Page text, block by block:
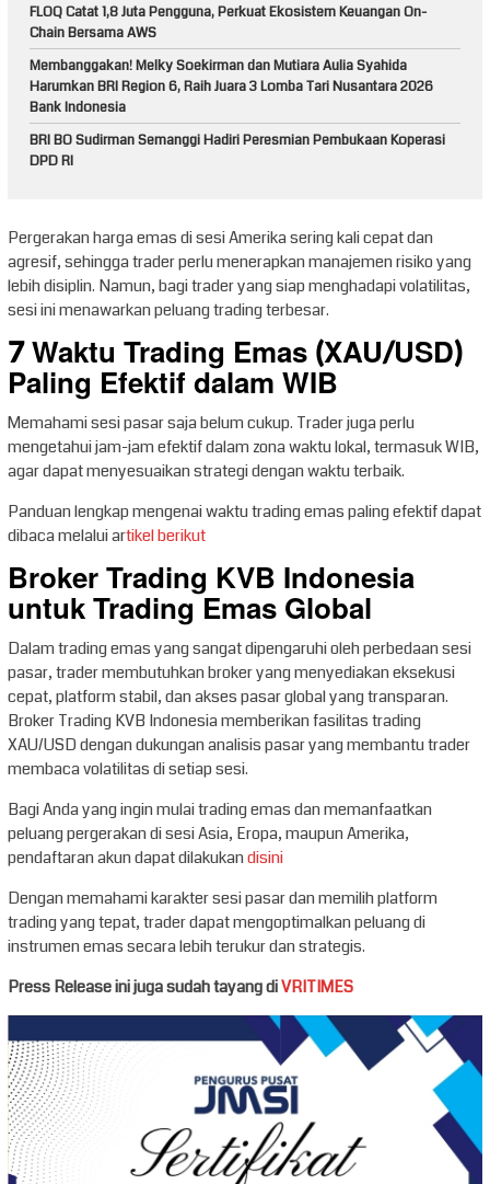
FLOQ Catat 1,8 Juta Pengguna, Perkuat Ekosistem Keuangan On-
Chain Bersama AWS
Membanggakan! Melky Soekirman dan Mutiara Aulia Syahida
Harumkan BRI Region 6, Raih Juara 3 Lomba Tari Nusantara 2026
Bank Indonesia
BRI BO Sudirman Semanggi Hadiri Peresmian Pembukaan Koperasi
DPD RI
Pergerakan harga emas di sesi Amerika sering kali cepat dan
agresif, sehingga trader perlu menerapkan manajemen risiko yang
lebih disiplin. Namun, bagi trader yang siap menghadapi volatilitas,
sesi ini menawarkan peluang trading terbesar.
7 Waktu Trading Emas (XAU/USD)
Paling Efektif dalam WIB
Memahami sesi pasar saja belum cukup. Trader juga perlu
mengetahui jam-jam efektif dalam zona waktu lokal, termasuk WIB,
agar dapat menyesuaikan strategi dengan waktu terbaik.
Panduan lengkap mengenai waktu trading emas paling efektif dapat
dibaca melalui artikel berikut
Broker Trading KVB Indonesia
untuk Trading Emas Global
Dalam trading emas yang sangat dipengaruhi oleh perbedaan sesi
pasar, trader membutuhkan broker yang menyediakan eksekusi
cepat, platform stabil, dan akses pasar global yang transparan.
Broker Trading KVB Indonesia memberikan fasilitas trading
XAU/USD dengan dukungan analisis pasar yang membantu trader
membaca volatilitas di setiap sesi.
Bagi Anda yang ingin mulai trading emas dan memanfaatkan
peluang pergerakan di sesi Asia, Eropa, maupun Amerika,
pendaftaran akun dapat dilakukandisini
Dengan memahami karakter sesi pasar dan memilih platform
trading yang tepat, trader dapat mengoptimalkan peluang di
instrumen emas secara lebih terukur dan strategis.
Press Release ini juga sudah tayang diVRITIMES